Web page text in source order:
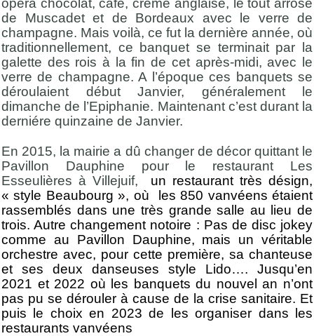
de Muscadet et de Bordeaux avec le verre de
champagne. Mais voilà, ce fut la dernière année, où
traditionnellement, ce banquet se terminait par la
galette des rois à la fin de cet après-midi, avec le
verre de champagne. A l’époque ces banquets se
déroulaient début Janvier, généralement le
dimanche de l’Epiphanie. Maintenant c’est durant la
derniére quinzaine de Janvier.
En 2015, la mairie a dû changer de décor quittant le
Pavillon Dauphine pour le restaurant Les
Esseulières à Villejuif, un restaurant très désign,
« style Beaubourg », où les 850 vanvéens étaient
rassemblés dans une très grande salle au lieu de
trois. Autre changement notoire : Pas de disc jokey
comme au Pavillon Dauphine, mais un véritable
orchestre avec, pour cette première, sa chanteuse
et ses deux danseuses style Lido…. Jusqu’en
2021 et 2022 où les banquets du nouvel an n’ont
pas pu se dérouler à cause de la crise sanitaire. Et
puis le choix en 2023 de les organiser dans les
restaurants vanvéens